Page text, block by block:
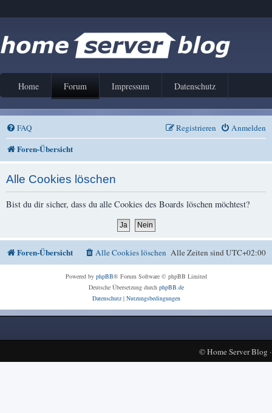
Home Forum Impressum Datenschutz
FAQ Anmelden
Registrieren
Foren-Übersicht
Alle Cookies löschen
Bist du dir sicher, dass du alle Cookies des Boards löschen möchtest?
Foren-Übersicht Alle Zeiten sindUTC+02:00
Alle Cookies löschen
Powered by phpBB® Forum Software © phpBB Limited
Deutsche Übersetzung durch phpBB.de
Datenschutz| Nutzungsbedingungen
©Home Server Blog